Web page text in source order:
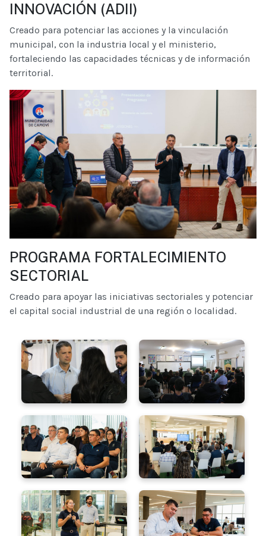
INNOVACIÓN (ADII)
Creado para potenciar las acciones y la vinculación
municipal, con la industria local y el ministerio,
fortaleciendo las capacidades técnicas y de información
territorial.
PROGRAMA FORTALECIMIENTO
SECTORIAL
Creado para apoyar las iniciativas sectoriales y potenciar
el capital social industrial de una región o localidad.